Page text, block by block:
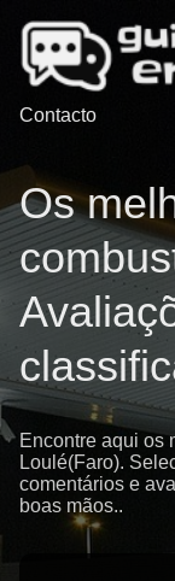
Contacto
Os
Encontre aqui os
Loulé(Faro).
comentários e
boas mãos..